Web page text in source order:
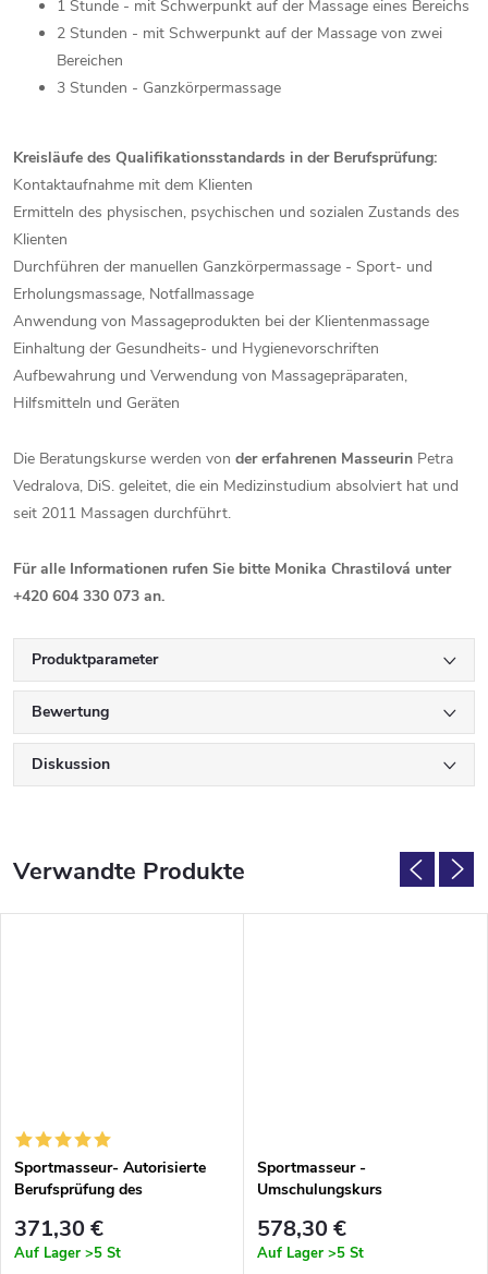
1 Stunde - mit Schwerpunkt auf der Massage eines Bereichs
2 Stunden - mit Schwerpunkt auf der Massage von zwei
Bereichen
3 Stunden - Ganzkörpermassage
Kreisläufe des Qualifikationsstandards in der Berufsprüfung:
Kontaktaufnahme mit dem Klienten
Ermitteln des physischen, psychischen und sozialen Zustands des
Klienten
Durchführen der manuellen Ganzkörpermassage - Sport- und
Erholungsmassage, Notfallmassage
Anwendung von Massageprodukten bei der Klientenmassage
Einhaltung der Gesundheits- und Hygienevorschriften
Aufbewahrung und Verwendung von Massagepräparaten,
Hilfsmitteln und Geräten
Die Beratungskurse werden von der erfahrenen Masseurin Petra
Vedralova, DiS. geleitet, die ein Medizinstudium absolviert hat und
seit 2011 Massagen durchführt.
Für alle Informationen rufen Sie bitte Monika Chrastilová unter
+420 604 330 073 an.
Produktparameter
Bewertung
Diskussion
Verwandte Produkte
Sportmasseur- Autorisierte
Berufsprüfung des
Kultur der Tschechischen
Republik
371,30 €
Auf Lager >5 St
Sportmasseur -
Umschulungskurs
578,30 €
Auf Lager >5 St